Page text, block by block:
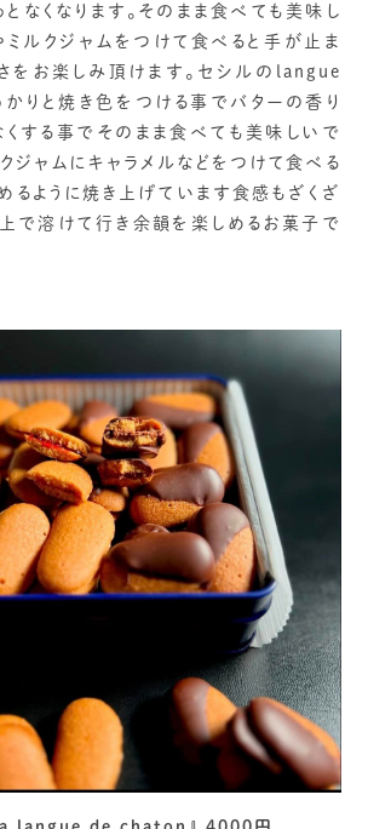
なくなります。そのまま食べても美味し
ルクジャムをつけて食べると手が止ま
をお楽しみ頂けます。セシルのlangue
りと焼き色をつける事でバターの香り
する事でそのまま食べても美味しいで
ジャムにキャラメルなどをつけて食べる
るように焼き上げています食感もざくざ
で溶けて行き余韻を楽しめるお菓子で